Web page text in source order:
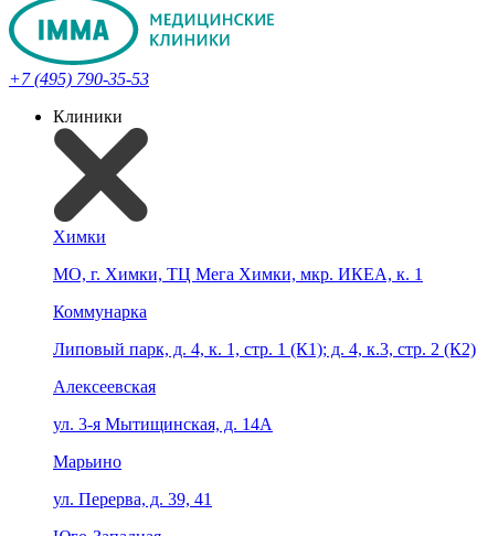
+7 (495) 790-35-53
Клиники
Химки
МО, г. Химки, ТЦ Мега Химки, мкр. ИКЕА, к. 1
Коммунарка
Липовый парк, д. 4, к. 1, стр. 1 (К1); д. 4, к.3, стр. 2 (К2)
Алексеевская
ул. 3-я Мытищинская, д. 14А
Марьино
ул. Перерва, д. 39, 41